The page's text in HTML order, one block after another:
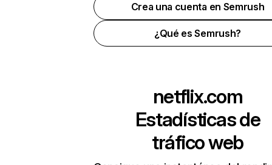
Crea una cuenta en Semrush
¿Qué es Semrush?
netflix.com
Estadísticas de
tráfico web